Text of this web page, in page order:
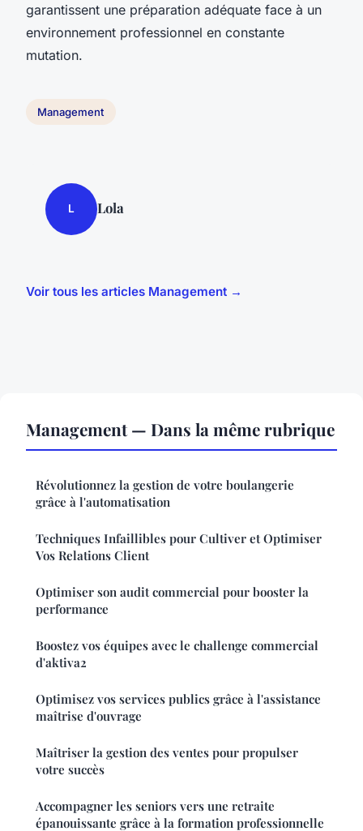
garantissent une préparation adéquate face à un
environnement professionnel en constante
mutation.
Management
L Lola
Voir tous les articles Management →
Management — Dans la même rubrique
Révolutionnez la gestion de votre boulangerie
grâce à l'automatisation
Techniques Infaillibles pour Cultiver et Optimiser
Vos Relations Client
Optimiser son audit commercial pour booster la
performance
Boostez vos équipes avec le challenge commercial
d'aktiva2
Optimisez vos services publics grâce à l'assistance
maîtrise d'ouvrage
Maîtriser la gestion des ventes pour propulser
votre succès
Accompagner les seniors vers une retraite
épanouissante grâce à la formation professionnelle